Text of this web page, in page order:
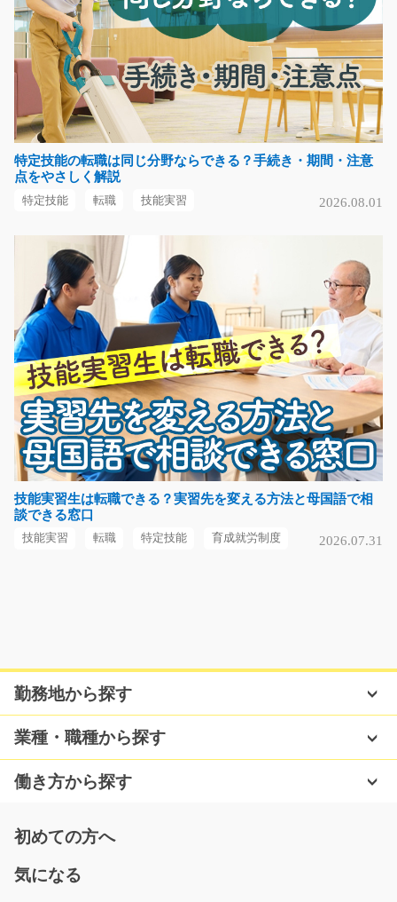
業です♪ブラインドカ…
長期（3ヶ月以上）
時給1050円
栃木県佐野市
気になる
フォークリフトオペレーター/g01_02143
＼資格お持ちの方必見☆／ 夜勤専属リフト・重機オペレ
ーターを募集♪ ＜詳…
長期（3ヶ月以上）
時給2000～2500円
岐阜県安八郡輪之内町
気になる
一般事務/y03_01837
急募
＼週3日から勤務OK☆服装自由で自分らしく働ける／ オ
フィス内で、伝票の入…
長期（3ヶ月以上）
医療品の入出庫作業/t06_00188
魅力的すぎる…！キレイな食堂でＡＬＬ１８０円のラン
チ付き★ 医療品の入出…
長期（3ヶ月以上）
静岡県掛川市
特定技能の転職は同じ分野ならできる？手続き・期間・注意
点をやさしく解説
特定技能 転職 技能実習 2026.08.01
技能実習生は転職できる？実習先を変える方法と母国語で相
談できる窓口
技能実習 転職 特定技能 育成就労制度 2026.07.31
勤務地から探す
業種・職種から探す
働き方から探す
初めての方へ
気になる